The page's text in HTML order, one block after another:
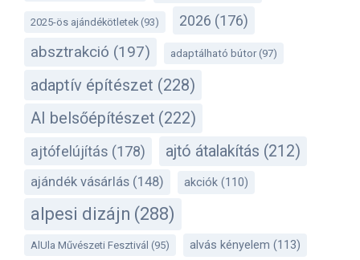
2025-ös ajándékötletek (93) 2026 (176)
absztrakció (197) adaptálható bútor(97)
adaptív építészet (228)
AI belsőépítészet (222)
ajtófelújítás (178) ajtó átalakítás (212)
ajándék vásárlás (148) akciók (110)
alpesi dizájn (288)
AlUla Művészeti Fesztivál (95) alvás kényelem (113)